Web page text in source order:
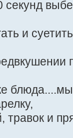
секунд
и
и